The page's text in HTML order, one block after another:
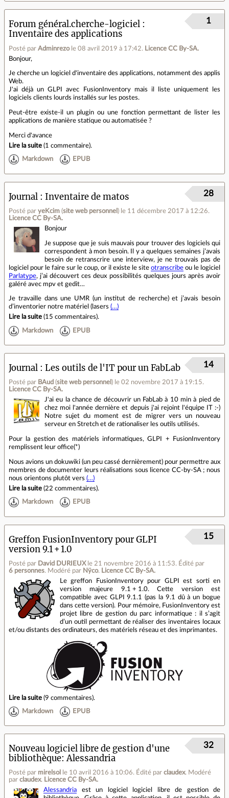
Forum général.cherche-logiciel
Inventaire des applications
Posté par Adminrezo le 08 avril 2019 à 17:42. Licence CC By‑SA.
1
Bonjour,
Je cherche un logiciel d'inventaire des applications, notamment des applis
Web.
J'ai déjà un GLPI avec FusionInventory mais il liste uniquement les
logiciels clients lourds installés sur les postes.
Peut-être existe-il un plugin ou une fonction permettant de lister les
applications de manière statique ou automatisée ?
Merci d'avance
Lire la suite (1 commentaire).
Markdown EPUB
Journal Inventaire de matos
Posté par yeKcim (site web personnel ) le 11 décembre 2017 à 12:26.
Licence CC By‑SA.
28
Bonjour
Je suppose que je suis mauvais pour trouver des logiciels qui
correspondent à mon besoin. Il y a quelques semaines j’avais
besoin de retranscrire une interview, je ne trouvais pas de
logiciel pour le faire sur le coup, or il existe le site otranscribe ou le logiciel
Parlatype, j’ai découvert ces deux possibilités quelques jours après avoir
galéré avec mpv et gedit…
Je travaille dans une UMR (un institut de recherche) et j’avais besoin
d’inventorier notre matériel (lasers (…)
Lire la suite (15 commentaires).
Markdown EPUB
Journal Les outils de l'IT pour un FabLab
Posté par BAud (site web personnel ) le 02 novembre 2017 à 19:15.
Licence CC By‑SA.
14
J'ai eu la chance de découvrir un FabLab à 10 min à pied de
chez moi l'année dernière et depuis j'ai rejoint l'équipe IT :-)
Notre sujet du moment est de migrer vers un nouveau
serveur en Stretch et de rationaliser les outils utilisés.
Pour la gestion des matériels informatiques, GLPI + FusionInventory
remplissent leur office(*)
Nous avions un dokuwiki (un peu cassé dernièrement) pour permettre aux
membres de documenter leurs réalisations sous licence CC-by-SA ; nous
nous orientons plutôt vers (…)
Lire la suite (22 commentaires).
Markdown EPUB
Greffon FusionInventory pour GLPI
version 9.1 + 1.0
Posté par David DURIEUX le 21 novembre 2016 à 11:53. Édité par
6 personnes. Modéré par Nÿco. Licence CC By‑SA.
15
Le greffon FusionInventory pour GLPI est sorti en
version majeure 9.1 + 1.0. Cette version est
compatible avec GLPI 9.1.1 (pas la 9.1 dû à un bogue
dans cette version). Pour mémoire, FusionInventory est
projet libre de gestion du parc informatique : il s’agit
d’un outil permettant de réaliser des inventaires locaux
et/ou distants des ordinateurs, des matériels réseau et des imprimantes.
Lire la suite (9 commentaires).
Markdown EPUB
Nouveau logiciel libre de gestion d'une
bibliothèque: Alessandria
Posté par mirelsol le 10 avril 2016 à 10:06. Édité par claudex. Modéré
par claudex. Licence CC By‑SA.
32
Alessandria est un logiciel logiciel libre de gestion de